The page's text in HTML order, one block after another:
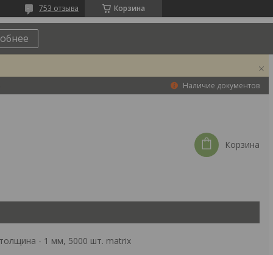
Корзина
753 отзыва
Наличие документов
Корзина
- 1 мм, 5000 шт. matrix